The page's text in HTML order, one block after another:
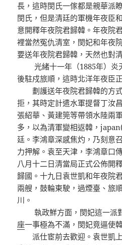
長，這時閔氏一傢都是親華派
閔氏，但是清廷的軍機年夜臣
意開釋年夜院君歸韓。年夜院
裡當然冤仇清室，閔妃和年夜
要送年夜院君歸韓，天然也對
光緒十一年（1885年）炎
後駐戍旅順，這時北洋年夜臣
劃護送年夜院君歸韓的方
拒，其時定計遣水軍提督丁汝
張紹華、黃建筦等帶領水陸兩
多，以為清軍變相返韓，
廷。李鴻章深感焦灼，乃刻意
力押解。袁至天津，李鴻章口
八月十二日清當局正式公佈開
歸國。十九日袁世凱和年夜院
兩艘，鼓輪東駛，過煙臺、旅
川。
執政鮮方面，閔妃這一派
座一事極為不滿，閔妃竟逼使
派仕宦前去歡迎。袁世凱